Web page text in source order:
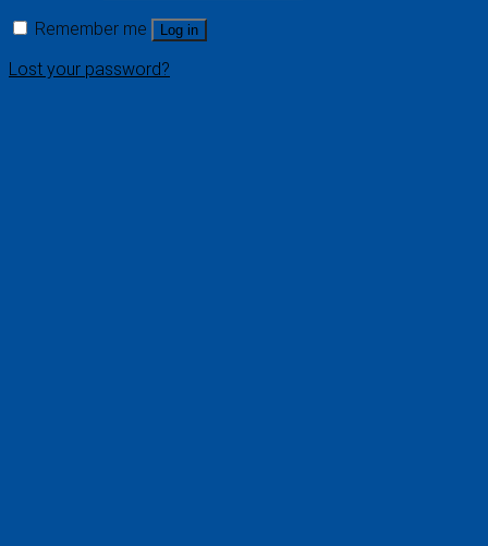
Remember me
Log in
Lost your password?